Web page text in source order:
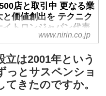
店と取引中 更なる業
と価値創出を テクニク
イトロンジャパン代表
井上浩伸氏【前編】
ド、オフロード、スーパ
ド、トライアルにフラッ
ク……。あらゆる二輪車
www.nirin.co.jp
は2001年という
っとサスペンショ
きたのですか。